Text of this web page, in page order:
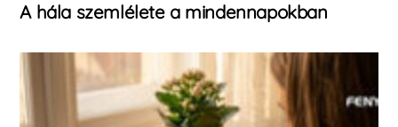
A hála szemlélete a mindennapokban